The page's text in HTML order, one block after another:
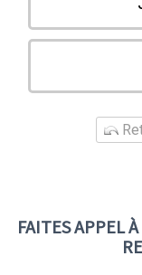
FAITES APPEL